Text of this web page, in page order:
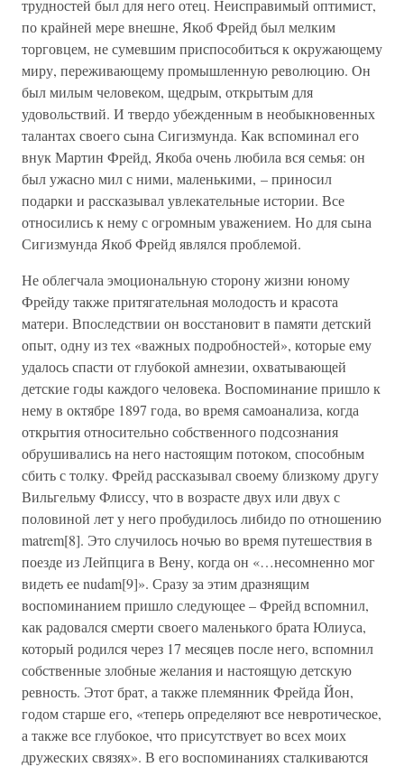
трудностей был для него отец. Неисправимый оптимист,
по крайней мере внешне, Якоб Фрейд был мелким
торговцем, не сумевшим приспособиться к окружающему
миру, переживающему промышленную революцию. Он
был милым человеком, щедрым, открытым для
удовольствий. И твердо убежденным в необыкновенных
талантах своего сына Сигизмунда. Как вспоминал его
внук Мартин Фрейд, Якоба очень любила вся семья: он
был ужасно мил с ними, маленькими, – приносил
подарки и рассказывал увлекательные истории. Все
относились к нему с огромным уважением. Но для сына
Сигизмунда Якоб Фрейд являлся проблемой.
Не облегчала эмоциональную сторону жизни юному
Фрейду также притягательная молодость и красота
матери. Впоследствии он восстановит в памяти детский
опыт, одну из тех «важных подробностей», которые ему
удалось спасти от глубокой амнезии, охватывающей
детские годы каждого человека. Воспоминание пришло к
нему в октябре 1897 года, во время самоанализа, когда
открытия относительно собственного подсознания
обрушивались на него настоящим потоком, способным
сбить с толку. Фрейд рассказывал своему близкому другу
Вильгельму Флиссу, что в возрасте двух или двух с
половиной лет у него пробудилось либидо по отношению
matrem[8]. Это случилось ночью во время путешествия в
поезде из Лейпцига в Вену, когда он «…несомненно мог
видеть ее nudam[9]». Сразу за этим дразнящим
воспоминанием пришло следующее – Фрейд вспомнил,
как радовался смерти своего маленького брата Юлиуса,
который родился через 17 месяцев после него, вспомнил
собственные злобные желания и настоящую детскую
ревность. Этот брат, а также племянник Фрейда Йон,
годом старше его, «теперь определяют все невротическое,
а также все глубокое, что присутствует во всех моих
дружеских связях». В его воспоминаниях сталкиваются